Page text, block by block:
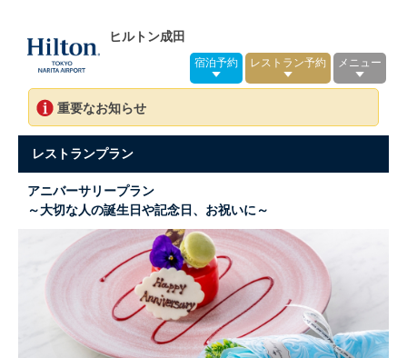
ヒルトン成田
宿泊予約 レストラン予約 メニュー
重要なお知らせ
レストランプラン
アニバーサリープラン
～大切な人の誕生日や記念日、お祝いに～